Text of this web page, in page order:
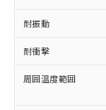
耐振動
耐衝撃
周囲温度範囲
記
タ
覧
準
正
様
六価クロム
類(PBB)
(PBDE)
ル) (DEHP)(
ルベンジル
（DBP）
*中国
Pb(鉛)
Cr(Ⅵ)(六価
ニル類) :
DBP(フタ
（
ま
国
可)
当
全
○